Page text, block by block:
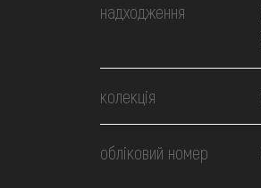
надходження
колекція
обліковий номер